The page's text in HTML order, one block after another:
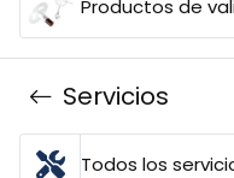
Productos de
Servicios
Todos los